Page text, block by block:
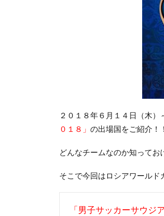
２０１８年６月１４日（木）
０１８」 の出場国をご紹介！
どんなチームなのか知ってお
そこで今回はロシアワールド
「男子サッカーサウジ